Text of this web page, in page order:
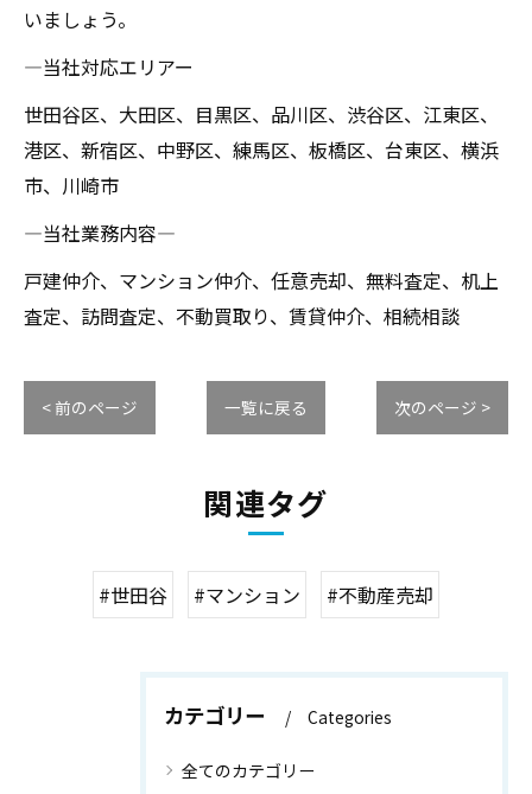
いましょう。
―当社対応エリアー
世田谷区、大田区、目黒区、品川区、渋谷区、江東区、
港区、新宿区、中野区、練馬区、板橋区、台東区、横浜
市、川崎市
―当社業務内容―
戸建仲介、マンション仲介、任意売却、無料査定、机上
査定、訪問査定、不動買取り、賃貸仲介、相続相談
< 前のページ 一覧に戻る 次のページ >
関連タグ
#世田谷 #マンション #不動産売却
カテゴリー Categories
全てのカテゴリー